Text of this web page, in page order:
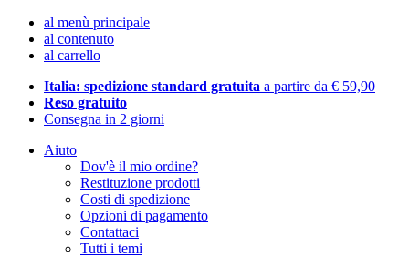
al menù principale
al contenuto
al carrello
Italia: spedizione standard gratuita a partire da € 59,90
Reso gratuito
Consegna in 2 giorni
Aiuto
Dov'è il mio ordine?
Restituzione prodotti
Costi di spedizione
Opzioni di pagamento
Contattaci
Tutti i temi